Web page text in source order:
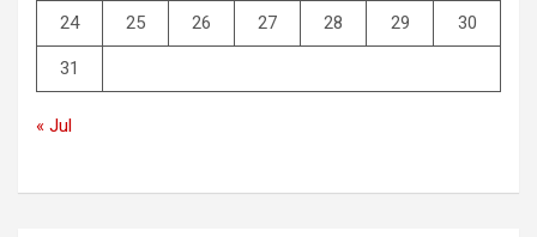
24 25 26 27 28 29 30
31
« Jul